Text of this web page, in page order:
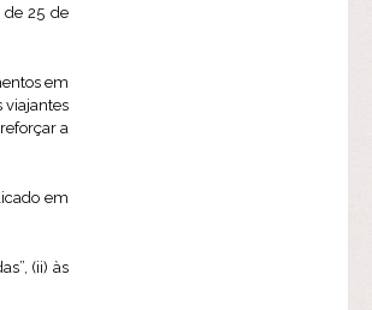
de 25 de
em
viajantes
a
em
(ii) às